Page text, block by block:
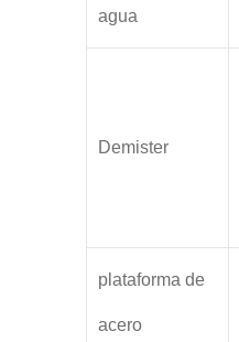
agua
Demister
plataforma de
acero